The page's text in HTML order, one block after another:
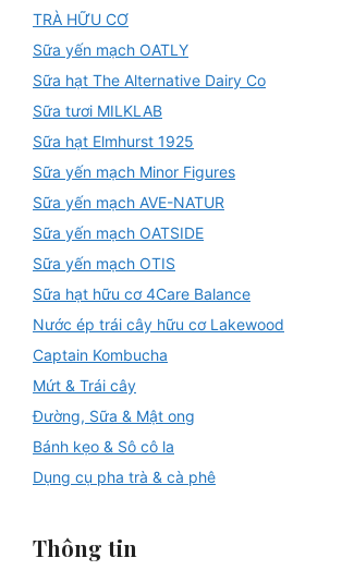
TRÀ HỮU CƠ
Sữa yến mạch OATLY
Sữa hạt The Alternative Dairy Co
Sữa tươi MILKLAB
Sữa hạt Elmhurst 1925
Sữa yến mạch Minor Figures
Sữa yến mạch AVE-NATUR
Sữa yến mạch OATSIDE
Sữa yến mạch OTIS
Sữa hạt hữu cơ 4Care Balance
Nước ép trái cây hữu cơ Lakewood
Captain Kombucha
Mứt & Trái cây
Đường, Sữa & Mật ong
Bánh kẹo & Sô cô la
Dụng cụ pha trà & cà phê
Thông tin